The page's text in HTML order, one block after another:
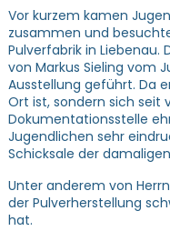
Vor kurzem kamen
zusammen und
Pulverfabrik in Liebenau.
von Markus Sieling vom
Ausstellung geführt. Da
Ort ist, sondern sich seit
Dokumentationsstelle
Jugendlichen sehr
Schicksale der
Unter anderem von
der Pulverherstellung
hat.